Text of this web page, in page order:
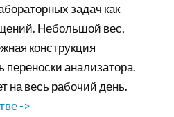
задач как
Небольшой вес,
конструкция
переноски анализатора.
на весь рабочий день.
->